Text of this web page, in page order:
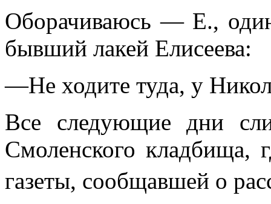
Оборачиваюсь — Е.,
бывший лакей Елисеева:
—Не ходите туда, у
Все следующие дни
Смоленского кладбища,
газеты, сообщавшей о